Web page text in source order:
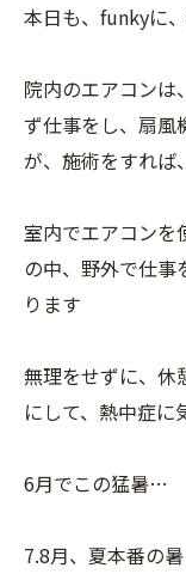
本日も、funkyに
院内のエアコンは
ず仕事をし、扇風
が、施術をすれ
室内でエアコンを
の中、野外で仕事
ります
無理をせずに、休
にして、熱中症に
6月でこの猛暑…
7.8月、夏本番の